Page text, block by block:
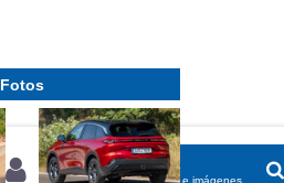
BUSCADOR
Fotos